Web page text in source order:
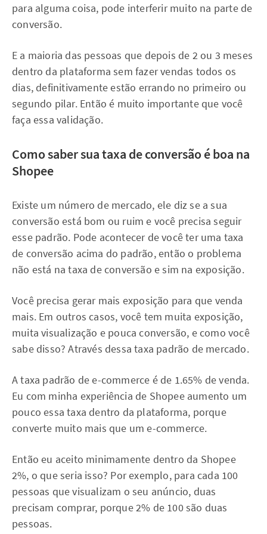
para alguma coisa, pode interferir muito na parte de
conversão.
E a maioria das pessoas que depois de 2 ou 3 meses
dentro da plataforma sem fazer vendas todos os
dias, definitivamente estão errando no primeiro ou
segundo pilar. Então é muito importante que você
faça essa validação.
Como saber sua taxa de conversão é boa na
Shopee
Existe um número de mercado, ele diz se a sua
conversão está bom ou ruim e você precisa seguir
esse padrão. Pode acontecer de você ter uma taxa
de conversão acima do padrão, então o problema
não está na taxa de conversão e sim na exposição.
Você precisa gerar mais exposição para que venda
mais. Em outros casos, você tem muita exposição,
muita visualização e pouca conversão, e como você
sabe disso? Através dessa taxa padrão de mercado.
A taxa padrão de e-commerce é de 1.65% de venda.
Eu com minha experiência de Shopee aumento um
pouco essa taxa dentro da plataforma, porque
converte muito mais que um e-commerce.
Então eu aceito minimamente dentro da Shopee
2%, o que seria isso? Por exemplo, para cada 100
pessoas que visualizam o seu anúncio, duas
precisam comprar, porque 2% de 100 são duas
pessoas.